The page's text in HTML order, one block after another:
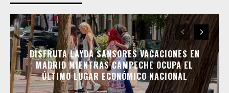
DISFRUTA LAYDA SANSORES VACACIONES EN
MADRID MIENTRAS CAMPECHE OCUPA EL
ÚLTIMO LUGAR ECONÓMICO NACIONAL